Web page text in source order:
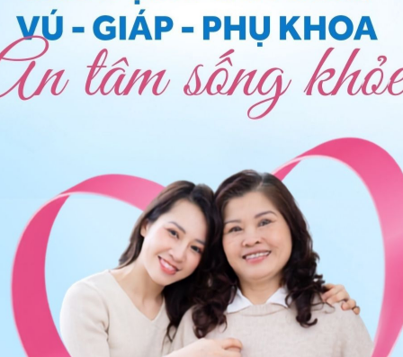
ceton do tiểu đường, tiêu chảy mất nước